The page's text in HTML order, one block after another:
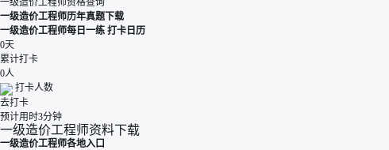
一级造价工程师资格查询
一级造价工程师历年真题下载
一级造价工程师每日一练 打卡日历
0天
累计打卡
0人
打卡人数
去打卡
预计用时3分钟
一级造价工程师资料下载
一级造价工程师各地入口